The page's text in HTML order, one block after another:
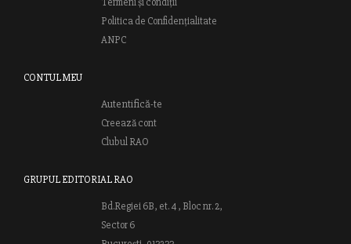
Politica de Confidențialitate
ANPC
CONTUL MEU
Autentifică-te
Creează cont
Clubul RAO
GRUPUL EDITORIAL RAO
Bd.Regiei 6B, et. 4 , Bloc nr. 2,
Sector 6